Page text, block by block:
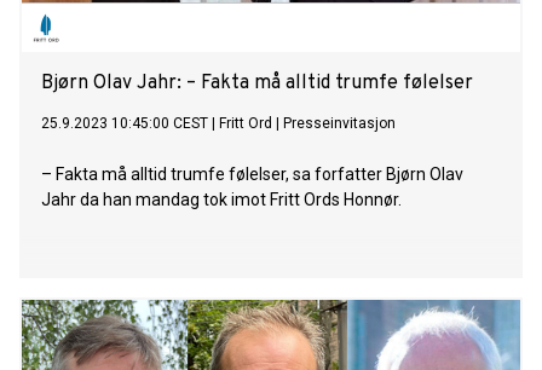
Bjørn Olav Jahr: – Fakta må alltid trumfe følelser
25.9.2023 10:45:00 CEST Fritt Ord Presseinvitasjon
– Fakta må alltid trumfe følelser, sa forfatter Bjørn Olav
Jahr da han mandag tok imot Fritt Ords Honnør.